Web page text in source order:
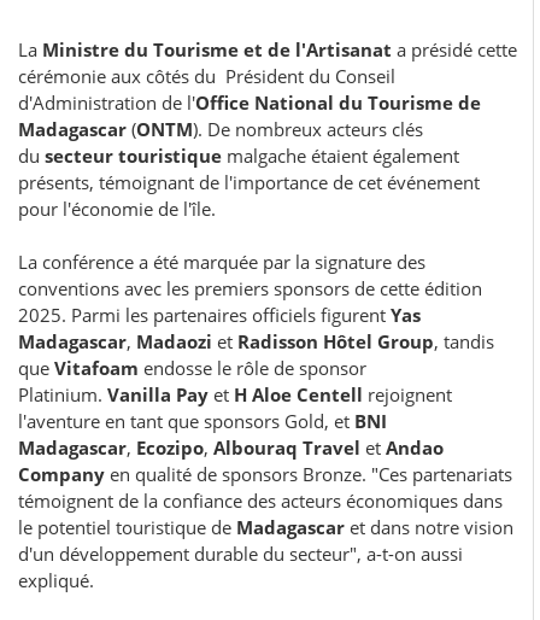
La Ministre du Tourisme et de l'Artisanat a présidé cette
cérémonie aux côtés du Président du Conseil
d'Administration de l'Office National du Tourisme de
Madagascar (ONTM). De nombreux acteurs clés
du secteur touristique malgache étaient également
présents, témoignant de l'importance de cet événement
pour l'économie de l'île.
La conférence a été marquée par la signature des
conventions avec les premiers sponsors de cette édition
2025. Parmi les partenaires officiels figurent Yas
Madagascar, Madaozi et Radisson Hôtel Group, tandis
que Vitafoam endosse le rôle de sponsor
Platinium. Vanilla Pay et H Aloe Centell rejoignent
l'aventure en tant que sponsors Gold, et BNI
Madagascar, Ecozipo, Albouraq Travel et Andao
Company en qualité de sponsors Bronze. "Ces partenariats
témoignent de la confiance des acteurs économiques dans
le potentiel touristique de Madagascar et dans notre vision
d'un développement durable du secteur", a-t-on aussi
expliqué.